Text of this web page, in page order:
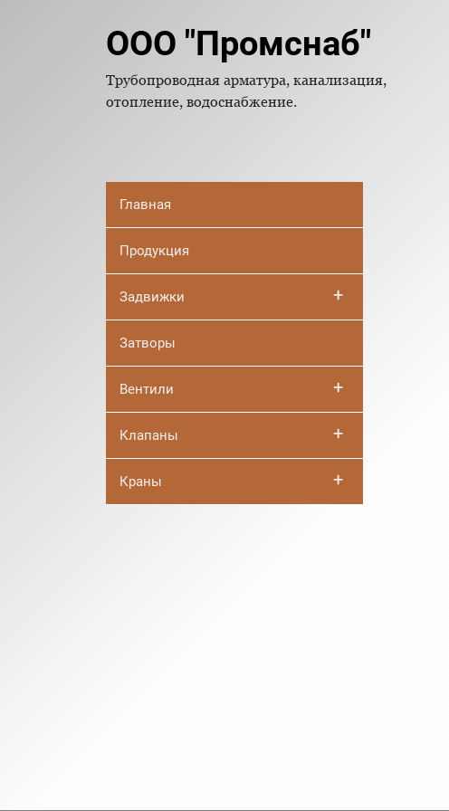
ООО "Промснаб"
Трубопроводная арматура, канализация,
отопление, водоснабжение.
Главная
Продукция
Задвижки +
Затворы
Вентили +
Клапаны +
Краны +